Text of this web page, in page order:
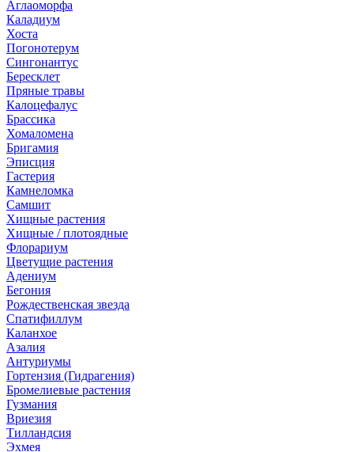
Аглаоморфа
Каладиум
Хоста
Погонотерум
Сингонантус
Бересклет
Пряные травы
Калоцефалус
Брассика
Хомаломена
Бригамия
Эписция
Гастерия
Камнеломка
Самшит
Хищные растения
Хищные / плотоядные
Флорариум
Цветущие растения
Адениум
Бегония
Рождественская звезда
Спатифиллум
Каланхое
Азалия
Антуриумы
Гортензия (Гидрагения)
Бромелиевые растения
Гузмания
Вриезия
Тилландсия
Эхмея